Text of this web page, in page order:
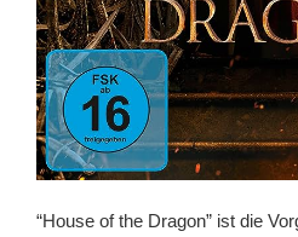
“House of the Dragon” ist die